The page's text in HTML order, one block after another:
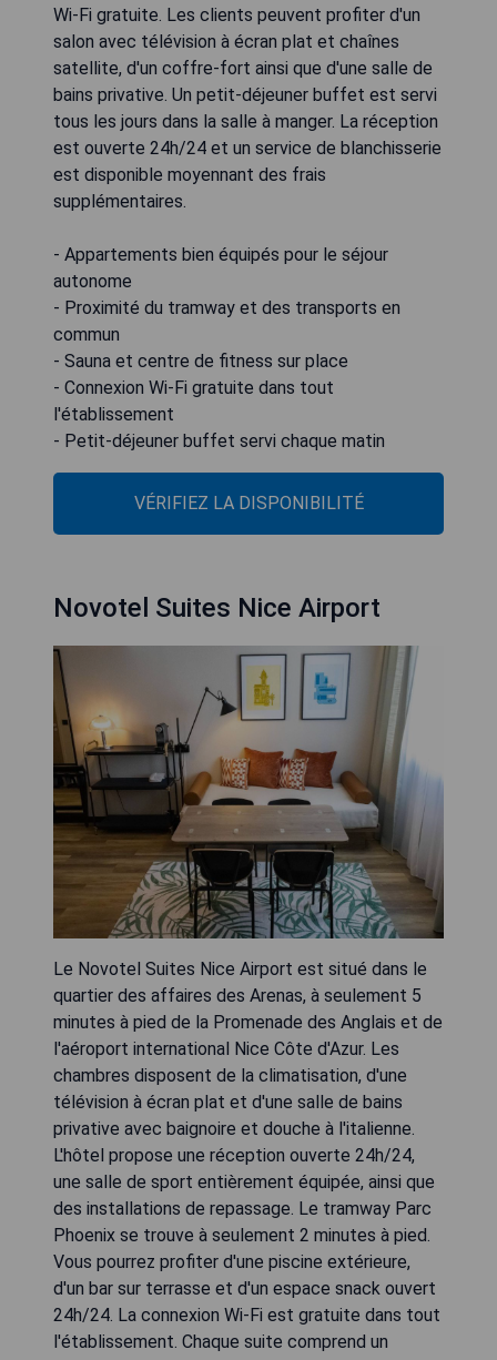
Wi-Fi gratuite. Les clients peuvent profiter d'un
salon avec télévision à écran plat et chaînes
satellite, d'un coffre-fort ainsi que d'une salle de
bains privative. Un petit-déjeuner buffet est servi
tous les jours dans la salle à manger. La réception
est ouverte 24h/24 et un service de blanchisserie
est disponible moyennant des frais
supplémentaires.
- Appartements bien équipés pour le séjour
autonome
- Proximité du tramway et des transports en
commun
- Sauna et centre de fitness sur place
- Connexion Wi-Fi gratuite dans tout
l'établissement
- Petit-déjeuner buffet servi chaque matin
VÉRIFIEZ LA DISPONIBILITÉ
Novotel Suites Nice Airport
Le Novotel Suites Nice Airport est situé dans le
quartier des affaires des Arenas, à seulement 5
minutes à pied de la Promenade des Anglais et de
l'aéroport international Nice Côte d'Azur. Les
chambres disposent de la climatisation, d'une
télévision à écran plat et d'une salle de bains
privative avec baignoire et douche à l'italienne.
L'hôtel propose une réception ouverte 24h/24,
une salle de sport entièrement équipée, ainsi que
des installations de repassage. Le tramway Parc
Phoenix se trouve à seulement 2 minutes à pied.
Vous pourrez profiter d'une piscine extérieure,
d'un bar sur terrasse et d'un espace snack ouvert
24h/24. La connexion Wi-Fi est gratuite dans tout
l'établissement. Chaque suite comprend un